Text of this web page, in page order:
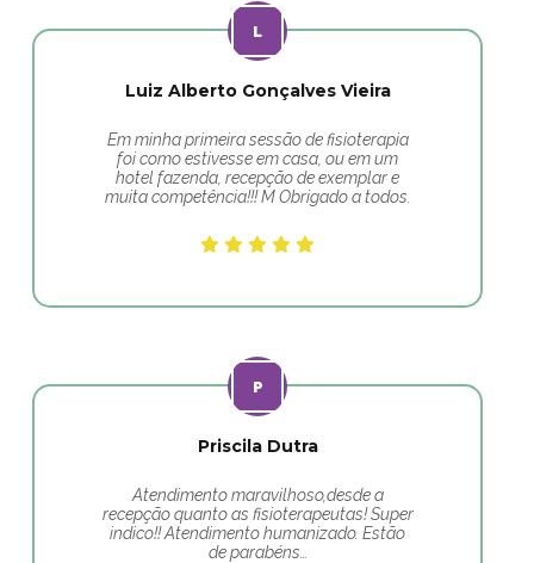
Luiz Alberto Gonçalves Vieira
Em minha primeira sessão de fisioterapia
foi como estivesse em casa, ou em um
hotel fazenda, recepção de exemplar e
muita competência!!! M Obrigado a todos.
Priscila Dutra
Atendimento maravilhoso,desde a
recepção quanto as fisioterapeutas! Super
indico!! Atendimento humanizado. Estão
de parabéns…